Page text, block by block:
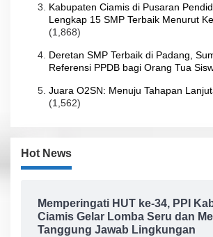
Kabupaten Ciamis di Pusaran
Lengkap 15 SMP Terbaik Menurut
(1,868)
Deretan SMP Terbaik di Padang,
Referensi PPDB bagi Orang Tua
Juara O2SN: Menuju Tahapan
(1,562)
Hot News
Memperingati HUT ke-34, PPI
Ciamis Gelar Lomba Seru dan
Tanggung Jawab Lingkungan